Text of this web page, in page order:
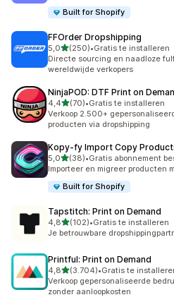
Built for Shopify
FFOrder Dropshipping
5,0van 5 sterren
(250)
250 recensies in totaal
•Gratis te installeren
Directe sourcing en naadloze
wereldwijde verkopers
NinjaPOD: DTF Print on
4,4van 5 sterren
(70)
70 recensies in totaal
•Gratis te installeren
Verkoop 2.500+
producten via dropshipping
Kopy‑fy Import Copy
5,0van 5 sterren
(38)
38 recensies in totaal
•Gratis abonnement
Importeer en migreer producten
Built for Shopify
Tapstitch: Print on Demand
4,8van 5 sterren
(102)
102 recensies in totaal
•Gratis te installeren
Je betrouwbare
Printful: Print on Demand
4,8van 5 sterren
(3.704)
3704 recensies in totaal
•Gratis te
Verkoop gepersonaliseerde
zonder aanloopkosten